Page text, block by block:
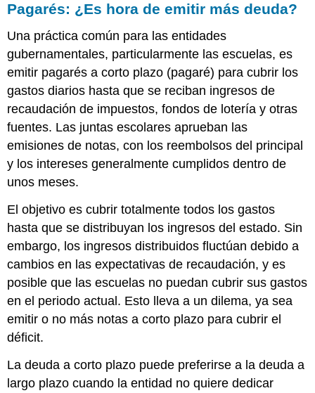
Pagarés: ¿Es hora de emitir más deuda?
Una práctica común para las entidades
gubernamentales, particularmente las escuelas, es
emitir pagarés a corto plazo (pagaré) para cubrir los
gastos diarios hasta que se reciban ingresos de
recaudación de impuestos, fondos de lotería y otras
fuentes. Las juntas escolares aprueban las
emisiones de notas, con los reembolsos del principal
y los intereses generalmente cumplidos dentro de
unos meses.
El objetivo es cubrir totalmente todos los gastos
hasta que se distribuyan los ingresos del estado. Sin
embargo, los ingresos distribuidos fluctúan debido a
cambios en las expectativas de recaudación, y es
posible que las escuelas no puedan cubrir sus gastos
en el periodo actual. Esto lleva a un dilema, ya sea
emitir o no más notas a corto plazo para cubrir el
déficit.
La deuda a corto plazo puede preferirse a la deuda a
largo plazo cuando la entidad no quiere dedicar